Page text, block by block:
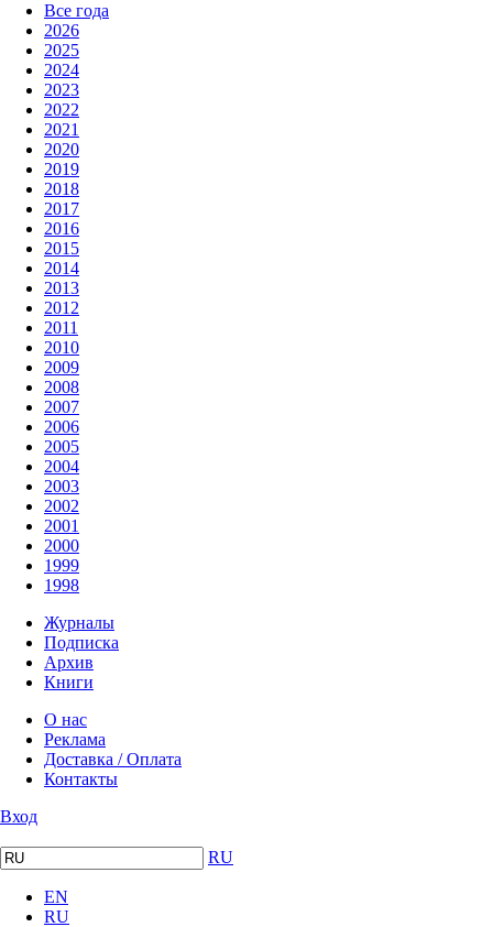
Все года
2026
2025
2024
2023
2022
2021
2020
2019
2018
2017
2016
2015
2014
2013
2012
2011
2010
2009
2008
2007
2006
2005
2004
2003
2002
2001
2000
1999
1998
Журналы
Подписка
Архив
Книги
О нас
Реклама
Доставка / Оплата
Контакты
Вход
RU
EN
RU